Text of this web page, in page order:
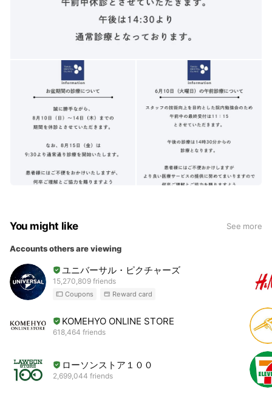
You might like See more
Accounts others are viewing
ユニバーサル・ピクチャーズ
15,270,809 friends
Coupons Reward card
KOMEHYO ONLINE STORE
618,464 friends
ローソンストア１００
2,699,044 friends